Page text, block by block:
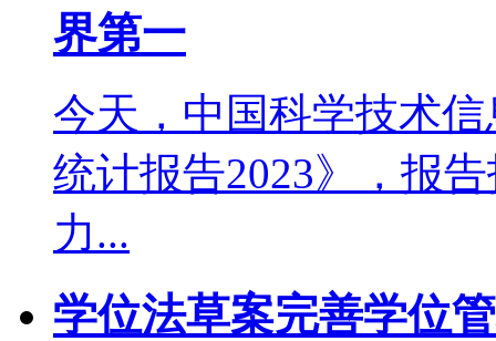
界第一
今天，中国科学技术
统计报告2023》，报
力...
学位法草案完善学位